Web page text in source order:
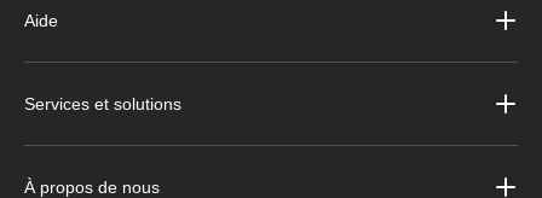
Aide
Services et solutions
À propos de nous